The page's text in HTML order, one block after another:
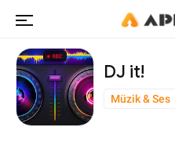
DJ it!
Müzik & Ses